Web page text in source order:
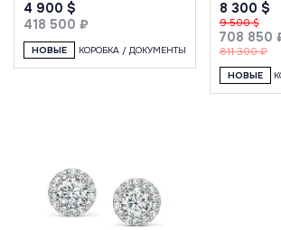
4 900 $
418 500 ₽
НОВЫЕ КОРОБКА / ДОКУМЕНТЫ
8 300 $
9 500 $
708 850
811 300 ₽
НОВЫЕ